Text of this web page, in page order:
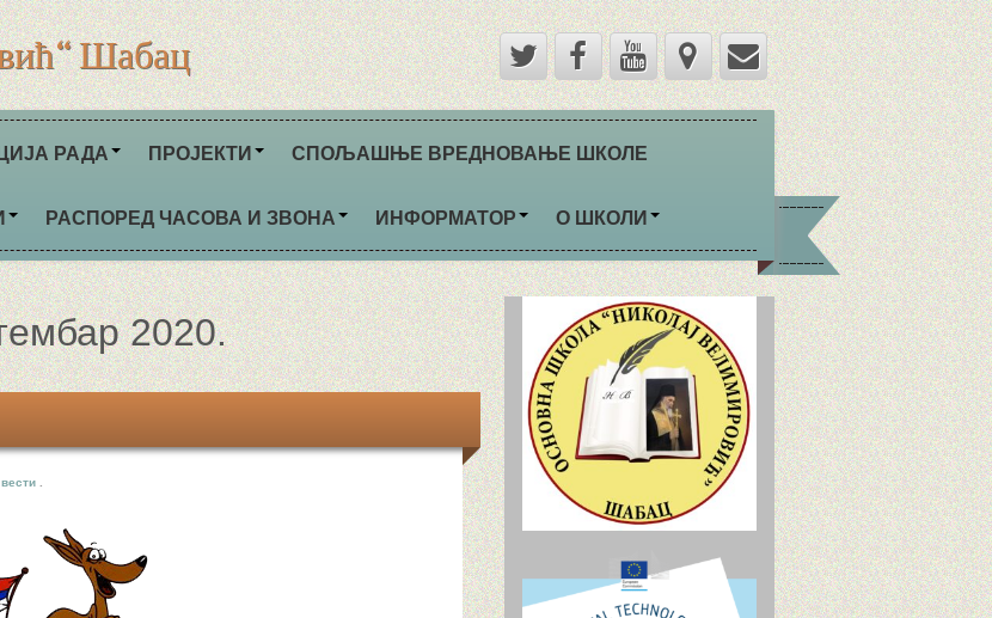
Шабац
РАДА ПРОЈЕКТИ СПОЉАШЊЕ ВРЕДНОВАЊЕ ШКОЛЕ
РАСПОРЕД ЧАСОВА И ЗВОНА ИНФОРМАТОР О ШКОЛИ
2020.